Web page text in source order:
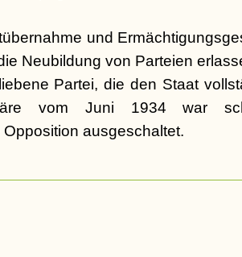
und
Neubildung von Parteien
Partei, die den Staat
vom Juni 1934 war
ausgeschaltet.